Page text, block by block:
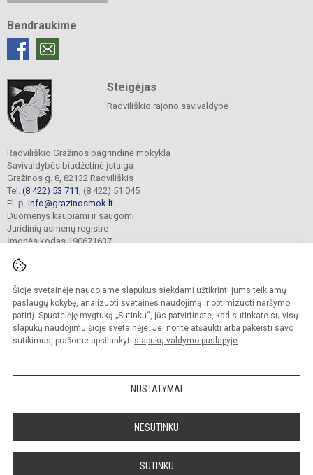
Šioje svetainėje naudojame slapukus siekdami užtikrinti jums teikiamų
paslaugų kokybę, analizuoti svetainės naudojimą ir optimizuoti naršymo
patirtį. Spustelėję mygtuką „Sutinku“, jūs patvirtinate, kad sutinkate su visų
slapukų naudojimu šioje svetainėje. Jei norite atšaukti arba pakeisti savo
sutikimus, prašome apsilankyti slapukų valdymo puslapyje.
NUSTATYMAI
NESUTINKU
SUTINKU
Bendraukime
Steigėjas
Radviliškio rajono savivaldybė
Radviliškio Gražinos pagrindinė mokykla
Savivaldybės biudžetinė įstaiga
Gražinos g. 8, 82132 Radviliškis
Tel. (8 422) 53 711 , (8 422) 51 045
El. p. info@grazinosmok.lt
Duomenys kaupiami ir saugomi
Juridinių asmenų registre
Įmonės kodas 190671637
© 2022. Radviliškio Gražinos pagrindinė mokykla. Visos teisės saugomos.
Kopijuoti turinį be raštiško įstaigos administracijos sutikimo griežtai draudžiama.
Prieinamumo paraiška Slapukų valdymas
Sumanus būdas atnaujinti